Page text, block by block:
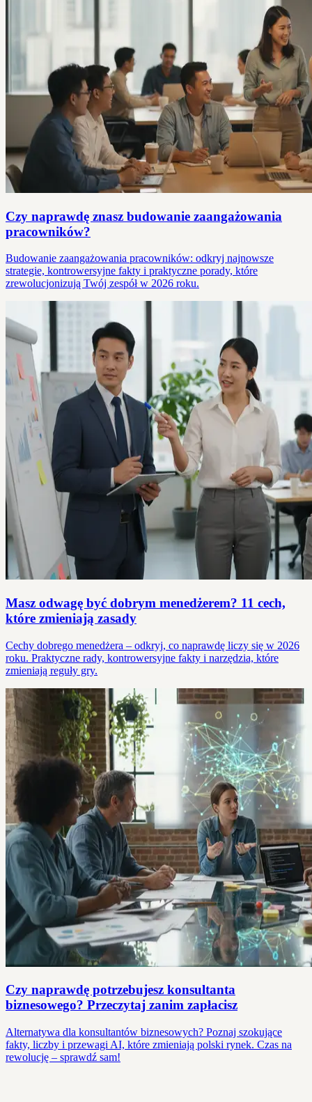
Czy naprawdę znasz budowanie zaangażowania
pracowników?
Budowanie zaangażowania pracowników: odkryj najnowsze
strategie, kontrowersyjne fakty i praktyczne porady, które
zrewolucjonizują Twój zespół w 2026 roku.
Masz odwagę być dobrym menedżerem? 11 cech,
które zmieniają zasady
Cechy dobrego menedżera – odkryj, co naprawdę liczy się w 2026
roku. Praktyczne rady, kontrowersyjne fakty i narzędzia, które
zmieniają reguły gry.
Czy naprawdę potrzebujesz konsultanta
biznesowego? Przeczytaj zanim zapłacisz
Alternatywa dla konsultantów biznesowych? Poznaj szokujące
fakty, liczby i przewagi AI, które zmieniają polski rynek. Czas na
rewolucję – sprawdź sam!